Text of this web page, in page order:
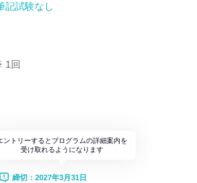
記試験なし
1回
ントリーするとプログラムの詳細案内を
受け取れるようになります
締切：2027年3月31日